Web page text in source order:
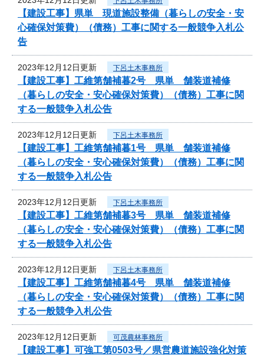
【建設工事】県単 現道施設整備（暮らしの安全・安
心確保対策費）（債務）工事に関する一般競争入札公
告
2023年12月12日更新 下呂土木事務所
【建設工事】工維第舗補暮2号 県単 舗装道補修
（暮らしの安全・安心確保対策費）（債務）工事に関
する一般競争入札公告
2023年12月12日更新 下呂土木事務所
【建設工事】工維第舗補暮1号 県単 舗装道補修
（暮らしの安全・安心確保対策費）（債務）工事に関
する一般競争入札公告
2023年12月12日更新 下呂土木事務所
【建設工事】工維第舗補暮3号 県単 舗装道補修
（暮らしの安全・安心確保対策費）（債務）工事に関
する一般競争入札公告
2023年12月12日更新 下呂土木事務所
【建設工事】工維第舗補暮4号 県単 舗装道補修
（暮らしの安全・安心確保対策費）（債務）工事に関
する一般競争入札公告
2023年12月12日更新 可茂農林事務所
【建設工事】可強工第0503号／県営農道施設強化対策